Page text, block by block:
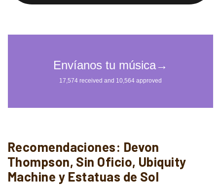
Recomendaciones: Devon
Thompson, Sin Oficio, Ubiquity
Machine y Estatuas de Sol